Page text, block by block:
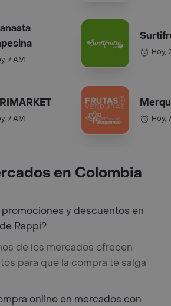
7 AM
7 AM
Hoy,
Hoy,
en Colombia
y descuentos en
Rappi?
de los mercados ofrecen
para que la compra te salga
online en mercados con